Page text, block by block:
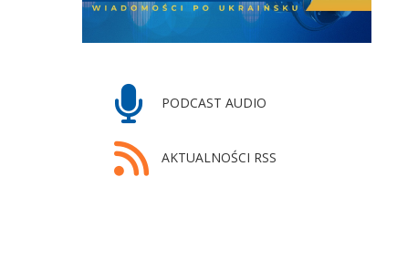
PODCAST AUDIO
AKTUALNOŚCI RSS